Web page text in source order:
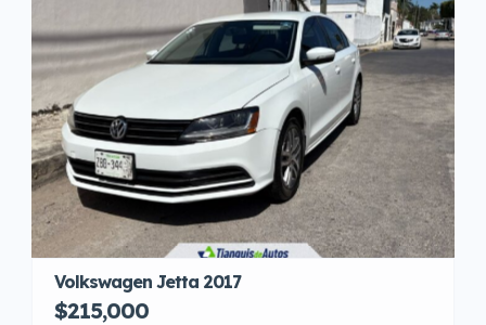
Volkswagen Jetta 2017
$215,000